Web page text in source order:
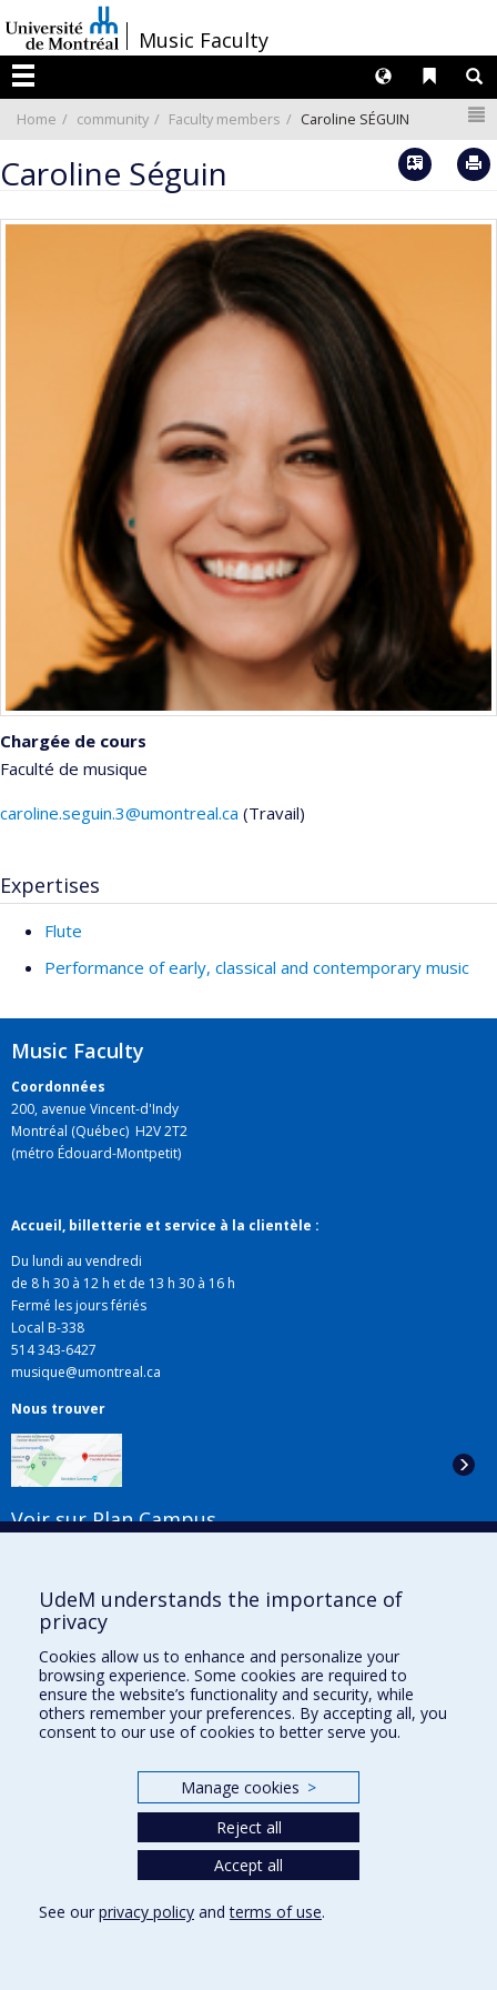
au
contenu
/Music Faculty
Menu
Liens
Langues
Home community Faculty members Caroline SÉGUIN
Caroline Séguin Vcard
Chargée de cours
Faculté de musique
Courriels
caroline.seguin.3@umontreal.ca (Travail)
Expertises
Flute
Performance of early, classical and contemporary music
Music Faculty
Coordonnées
200, avenue Vincent-d'Indy
Montréal (Québec) H2V 2T2
(métro Édouard-Montpetit)
Accueil, billetterie et service à la clientèle :
Du lundi au vendredi
de 8 h 30 à 12 h et de 13 h 30 à 16 h
Fermé les jours fériés
Local B-338
514 343-6427
musique@umontreal.ca
Nous trouver
Voir sur Plan Campus
Liens utiles
Plan du site
Accessibilité
Donner à la Faculté de musique
UdeM understands the importance of
privacy
Cookies allow us to enhance and personalize your
browsing experience. Some cookies are required to
ensure the website’s functionality and security, while
others remember your preferences. By accepting all, you
consent to our use of cookies to better serve you.
Manage cookies >
Reject all
Accept all
See our privacy policy andterms of use.